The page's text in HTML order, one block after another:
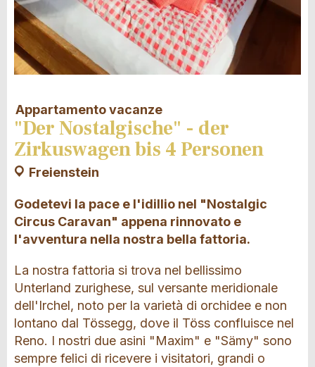
Appartamento vacanze
"Der Nostalgische" - der
Zirkuswagen bis 4 Personen
Freienstein
Godetevi la pace e l'idillio nel "Nostalgic
Circus Caravan" appena rinnovato e
l'avventura nella nostra bella fattoria.
La nostra fattoria si trova nel bellissimo
Unterland zurighese, sul versante meridionale
dell'Irchel, noto per la varietà di orchidee e non
lontano dal Tössegg, dove il Töss confluisce nel
Reno. I nostri due asini "Maxim" e "Sämy" sono
sempre felici di ricevere i visitatori, grandi o